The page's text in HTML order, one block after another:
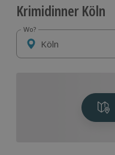
Krimidinner Köln
Wo?
Wo?